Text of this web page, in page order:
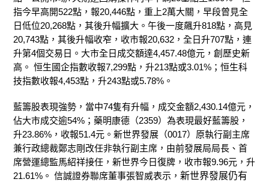
指今早高開522點，報20,446點，重上2萬大關，早段曾見全
日低位20,268點，其後升幅擴大。午後一度飆升818點，高見
20,743點，其後升幅收窄，收市報20,632，全日升707點，連
升第4個交易日。大市全日成交額達4,457.48億元，創歷史新
高。 恒生國企指數收報7,299點，升213點或3.01%；恒生科
技指數收報4,453點，升243點或5.78%。
藍籌股表現強勢，當中74隻有升幅，成交金額2,430.14億元，
佔大市成交逾54%；藥明康德（2359）為表現最好藍籌股，
升23.86%，收報51.4元。新世界發展（0017）原執行副主席
兼行政總裁鄭志剛改任非執行副主席，由前發展局局長、首
席營運總監馬紹祥接任，新世界今日復牌，收市報9.96元，升
21.61%。 信誠證券聯席董事張智威表示， 新世界發展仍有